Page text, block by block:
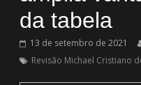
da tabela
13 de setembro de 2021
Revisão Michael Cristiano